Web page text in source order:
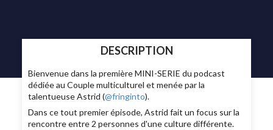
DESCRIPTION
Bienvenue dans la première MINI-SERIE du podcast
dédiée au Couple multiculturel et menée par la
talentueuse Astrid (@fringinto).
Dans ce tout premier épisode, Astrid fait un focus sur la
rencontre entre 2 personnes d'une culture différente.